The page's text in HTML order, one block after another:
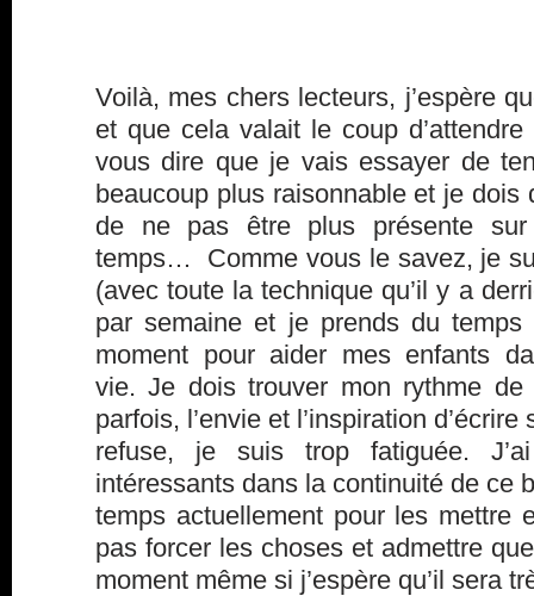
Voilà, mes chers lecteurs, j’espère
et que cela valait le coup
vous dire que je vais essayer de
beaucoup plus raisonnable et je dois
de ne pas être plus présente
temps… Comme vous le savez, je
(avec toute la technique qu’il y a
par semaine et je prends du temps
moment pour aider mes enfants
vie. Je dois trouver mon rythme de
parfois, l’envie et l’inspiration
refuse, je suis trop fatiguée.
intéressants dans la continuité de ce
temps actuellement pour les mettre
pas forcer les choses et admettre
moment même si j’espère qu’il sera